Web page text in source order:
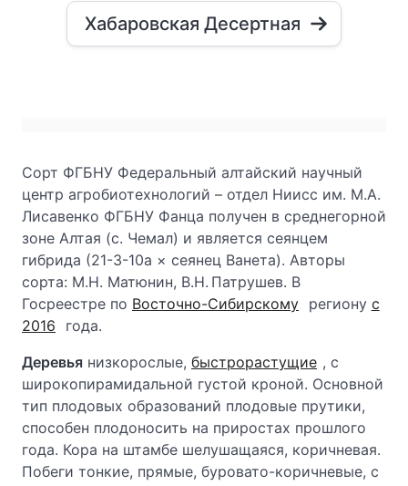
Хабаровская Десертная
Сорт ФГБНУ Федеральный алтайский научный
центр агробиотехнологий – отдел Ниисс им. М.А.
Лисавенко ФГБНУ Фанца получен в среднегорной
зоне Алтая (с. Чемал) и является сеянцем
гибрида (21-3-10а × сеянец Ванета). Авторы
сорта: М.Н. Матюнин, В.Н. Патрушев. В
Госреестре по Восточно-Сибирскому региону с
2016
года.
Деревья низкорослые, быстрорастущие , с
широкопирамидальной густой кроной. Основной
тип плодовых образований плодовые прутики,
способен плодоносить на приростах прошлого
года. Кора на штамбе шелушащаяся, коричневая.
Побеги тонкие, прямые, буровато-коричневые, с